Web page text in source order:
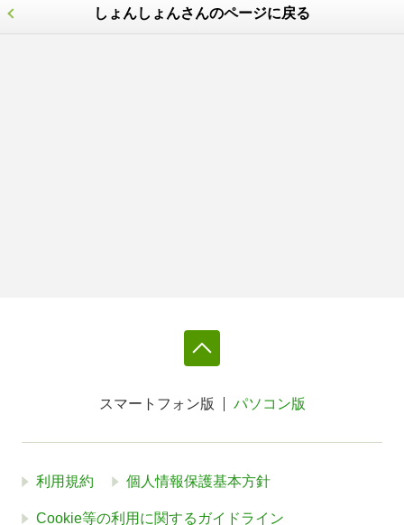
しょんしょんさんのページに戻る
スマートフォン版 パソコン版
利用規約 個人情報保護基本方針
Cookie等の利用に関するガイドライン